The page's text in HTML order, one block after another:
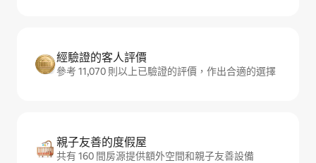
經驗證的客人評價
參考 11,070 則以上已驗證的評價，作出合適的選擇
親子友善的度假屋
共有 160 間房源提供額外空間和親子友善設備